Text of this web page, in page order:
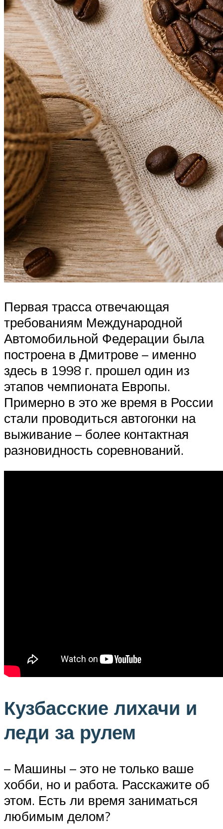
Первая трасса отвечающая
требованиям Международной
Автомобильной Федерации была
построена в Дмитрове – именно
здесь в 1998 г. прошел один из
этапов чемпионата Европы.
Примерно в это же время в России
стали проводиться автогонки на
выживание – более контактная
разновидность соревнований.
Кузбасские лихачи и
леди за рулем
– Машины – это не только ваше
хобби, но и работа. Расскажите об
этом. Есть ли время заниматься
любимым делом?